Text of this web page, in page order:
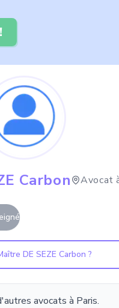
Carbon Avocat
DE SEZE Carbon ?
avocats à Paris.